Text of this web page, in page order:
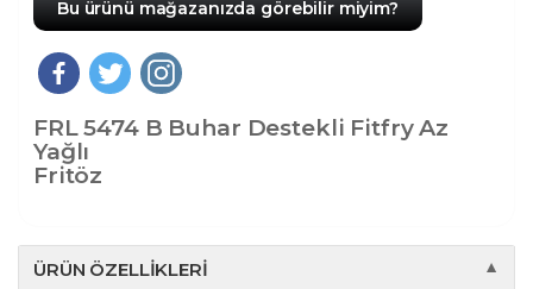
Bu ürünü mağazanızda görebilir miyim?
FRL 5474 B Buhar Destekli Fitfry Az
Yağlı
Fritöz
ÜRÜN ÖZELLIKLERI ▼